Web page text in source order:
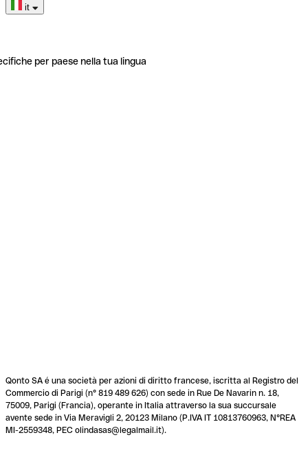
it
per paese nella tua lingua
Qonto SA é una società per azioni di diritto francese, iscritta al Registro del
Commercio di Parigi (n° 819 489 626) con sede in Rue De Navarin n. 18,
75009, Parigi (Francia), operante in Italia attraverso la sua succursale
avente sede in Via Meravigli 2, 20123 Milano (P.IVA IT 10813760963, N°REA
MI-2559348, PEC olindasas@legalmail.it).